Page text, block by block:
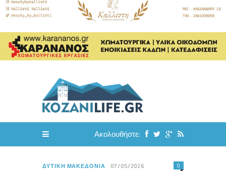
Ακολουθήστε:
ΔΥΤΙΚΉ ΜΑΚΕΔΟΝΊΑ 07/05/2026 0